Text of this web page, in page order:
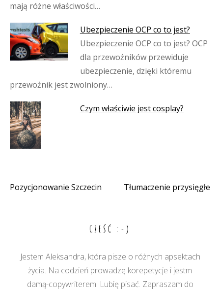
mają różne właściwości…
Ubezpieczenie OCP co to jest?
Ubezpieczenie OCP co to jest? OCP
dla przewoźników przewiduje
ubezpieczenie, dzięki któremu
przewoźnik jest zwolniony…
Czym właściwie jest cosplay?
Nawigacja
Pozycjonowanie Szczecin Tłumaczenie przysięgłe
CZEŚĆ :-)
Jestem Aleksandra, która pisze o różnych apsektach
życia. Na codzień prowadzę korepetycje i jestm
damą-copywriterem. Lubię pisać. Zapraszam do